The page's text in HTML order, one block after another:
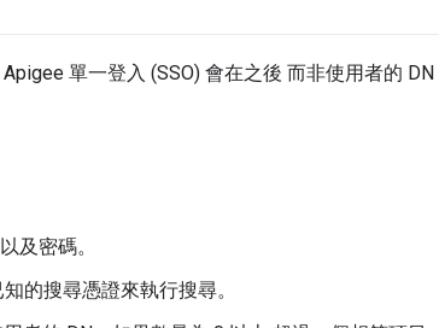
單一登入 (SSO) 會在之後 而非使用者的 DN
及密碼。
的搜尋憑證來執行搜尋。